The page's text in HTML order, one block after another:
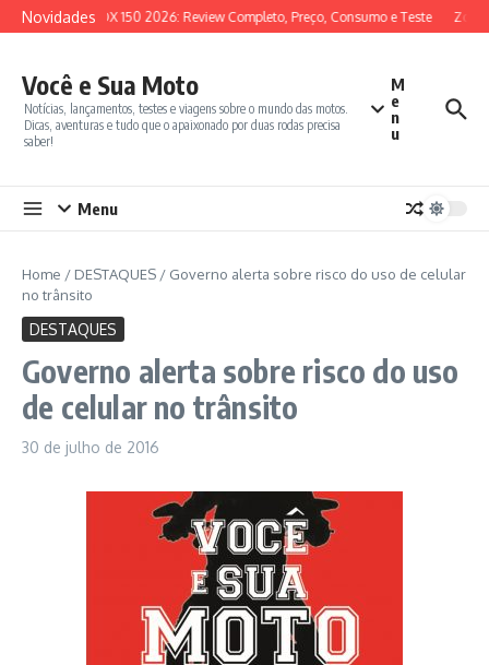
Ir para o conteúdo
Novidades
SYM ADX 150 2026: Review Completo, Preço, Consumo e Teste
Você e Sua Moto
Notícias, lançamentos, testes e viagens sobre o mundo das motos.
Dicas, aventuras e tudo que o apaixonado por duas rodas precisa
saber!
M
e
n
u
Menu
Home / DESTAQUES / Governo alerta sobre risco do uso de celular
no trânsito
DESTAQUES
Governo alerta sobre risco do uso
de celular no trânsito
30 de julho de 2016